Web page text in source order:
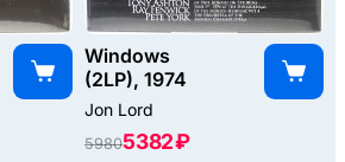
Windows
(2LP), 1974
Jon Lord
59805382 ₽